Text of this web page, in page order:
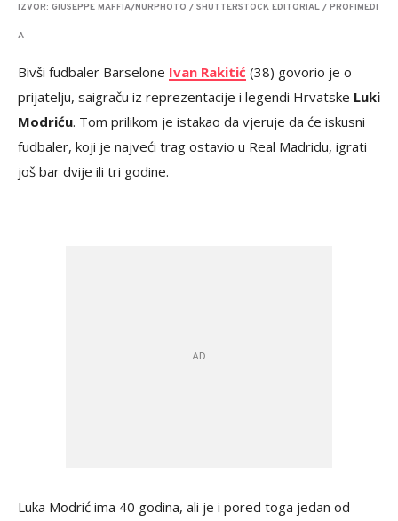
IZVOR: GIUSEPPE MAFFIA/NURPHOTO / SHUTTERSTOCK EDITORIAL / PROFIMEDI
A
Bivši fudbaler Barselone Ivan Rakitić (38) govorio je o
prijatelju, saigraču iz reprezentacije i legendi Hrvatske Luki
Modriću. Tom prilikom je istakao da vjeruje da će iskusni
fudbaler, koji je najveći trag ostavio u Real Madridu, igrati
još bar dvije ili tri godine.
Luka Modrić ima 40 godina, ali je i pored toga jedan od